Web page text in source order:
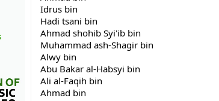
Idrus bin
Hadi tsani bin
Ahmad shohib Syi'ib bin
Muhammad ash-Shagir bin
Alwy bin
Abu Bakar al-Habsyi bin
Ali al-Faqih bin
Ahmad bin